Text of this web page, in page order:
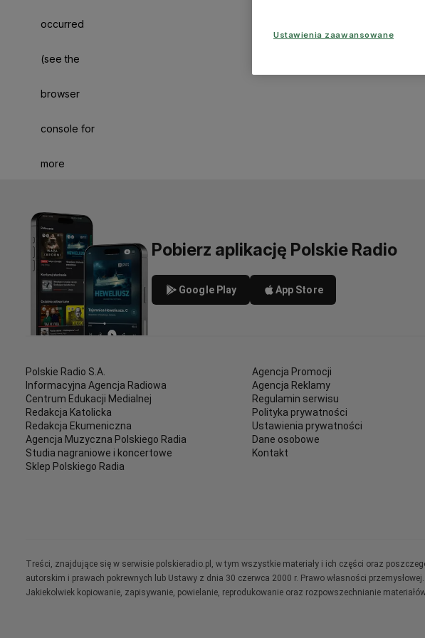
occurred
(see the
browser
console for
more
Pobierz aplikację Polskie Radio
Google Play App Store
Polskie Radio S.A.
Informacyjna Agencja Radiowa
Centrum Edukacji Medialnej
Redakcja Katolicka
Redakcja Ekumeniczna
Agencja Muzyczna Polskiego Radia
Studia nagraniowe i koncertowe
Sklep Polskiego Radia
Agencja Promocji
Agencja Reklamy
Regulamin serwisu
Polityka prywatności
Ustawienia prywatności
Dane osobowe
Kontakt
Treści, znajdujące się w serwisie polskieradio.pl, w tym wszystkie materiały i ich części oraz
autorskim i prawach pokrewnych lub Ustawy z dnia 30 czerwca 2000 r. Prawo własności
Jakiekolwiek kopiowanie, zapisywanie, powielanie, reprodukowanie oraz rozpowszechnianie
Ustawienia zaawansowane